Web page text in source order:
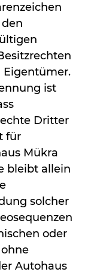
ist
Dritter
für
Mükra
bleibt allein
solcher
oder
Autohaus